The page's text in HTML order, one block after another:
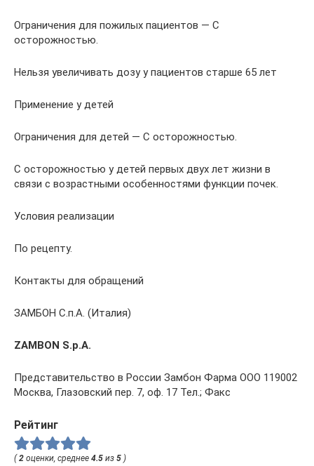
Ограничения для пожилых пациентов — С
осторожностью.
Нельзя увеличивать дозу у пациентов старше 65 лет
Применение у детей
Ограничения для детей — С осторожностью.
С осторожностью у детей первых двух лет жизни в
связи с возрастными особенностями функции почек.
Условия реализации
По рецепту.
Контакты для обращений
ЗАМБОН С.п.А. (Италия)
ZAMBON S.p.A.
Представительство в России Замбон Фарма ООО 119002
Москва, Глазовский пер. 7, оф. 17 Тел.; Факс
Рейтинг
(2 оценки, среднее 4.5 из 5 )